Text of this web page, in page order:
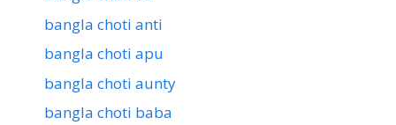
bangla choti anti
bangla choti apu
bangla choti aunty
bangla choti baba